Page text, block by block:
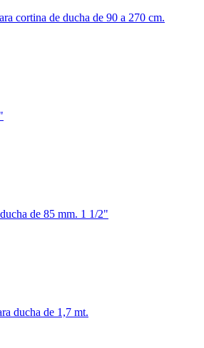
cortina de ducha de 90 a 270 cm.
de 85 mm. 1 1/2"
ducha de 1,7 mt.